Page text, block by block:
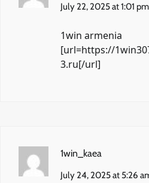
July 22, 2025 at 1:01 pm
1win armenia
[url=https://
3.ru[/url]
1win_kaea
July 24, 2025 at 5:26